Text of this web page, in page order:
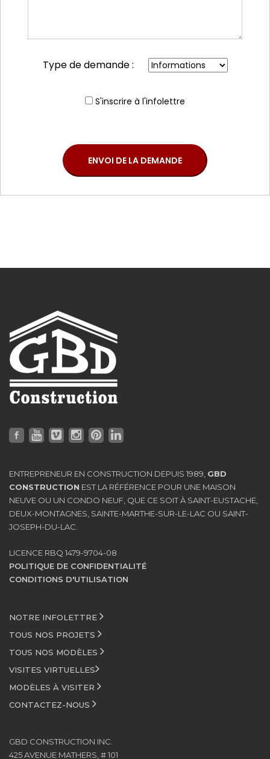
Type de demande :
S'inscrire à l'infolettre
ENTREPRENEUR EN CONSTRUCTION DEPUIS 1989, GBD
CONSTRUCTION EST LA RÉFÉRENCE POUR UNE MAISON
NEUVE OU UN CONDO NEUF, QUE CE SOIT À SAINT-EUSTACHE,
DEUX-MONTAGNES, SAINTE-MARTHE-SUR-LE-LAC OU SAINT-
JOSEPH-DU-LAC.
LICENCE RBQ 1479-9704-08
POLITIQUE DE CONFIDENTIALITÉ
CONDITIONS D'UTILISATION
NOTRE INFOLETTRE
TOUS NOS PROJETS
TOUS NOS MODÈLES
VISITES VIRTUELLES
MODÈLES À VISITER
CONTACTEZ-NOUS
GBD CONSTRUCTION INC.
425 AVENUE MATHERS, # 101